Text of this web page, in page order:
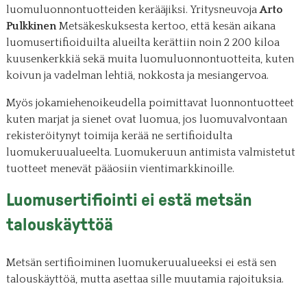
luomuluonnontuotteiden kerääjiksi. Yritysneuvoja Arto
Pulkkinen Metsäkeskuksesta kertoo, että kesän aikana
luomusertifioiduilta alueilta kerättiin noin 2 200 kiloa
kuusenkerkkiä sekä muita luomuluonnontuotteita, kuten
koivun ja vadelman lehtiä, nokkosta ja mesiangervoa.
Myös jokamiehenoikeudella poimittavat luonnontuotteet
kuten marjat ja sienet ovat luomua, jos luomuvalvontaan
rekisteröitynyt toimija kerää ne sertifioidulta
luomukeruualueelta. Luomukeruun antimista valmistetut
tuotteet menevät pääosiin vientimarkkinoille.
Luomusertifiointi ei estä metsän
talouskäyttöä
Metsän sertifioiminen luomukeruualueeksi ei estä sen
talouskäyttöä, mutta asettaa sille muutamia rajoituksia.